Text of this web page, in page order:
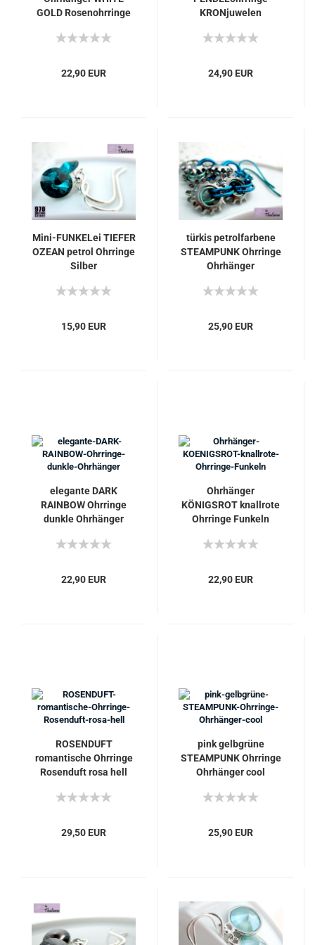
GOLD Rosenohrringe
22,90 EUR
KRONjuwelen
24,90 EUR
Mini-FUNKELei TIEFER
OZEAN petrol Ohrringe
Silber
15,90 EUR
türkis petrolfarbene
STEAMPUNK Ohrringe
Ohrhänger
25,90 EUR
elegante DARK
RAINBOW Ohrringe
dunkle Ohrhänger
22,90 EUR
Ohrhänger
KÖNIGSROT knallrote
Ohrringe Funkeln
22,90 EUR
ROSENDUFT
romantische Ohrringe
Rosenduft rosa hell
29,50 EUR
pink gelbgrüne
STEAMPUNK Ohrringe
Ohrhänger cool
25,90 EUR